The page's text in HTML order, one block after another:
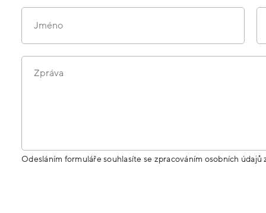
Jméno
Zpráva
Odesláním formuláře souhlasíte se zpracováním osobních údajů